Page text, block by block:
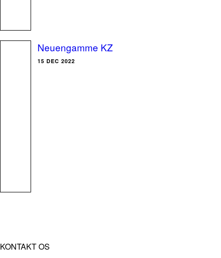
Neuengamme KZ
15 DEC 2022
KONTAKT OS